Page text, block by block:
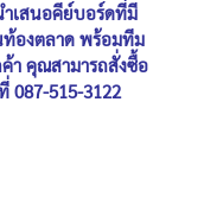
เสนอคีย์บอร์ดที่มี
องตลาด พร้อมทีม
า คุณสามารถสั่งซื้อ
087-515-3122